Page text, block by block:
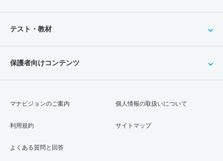
テスト・教材
保護者向けコンテンツ
マナビジョンのご案内
利用規約
よくある質問と回答
個人情報の取扱いについて
サイトマップ